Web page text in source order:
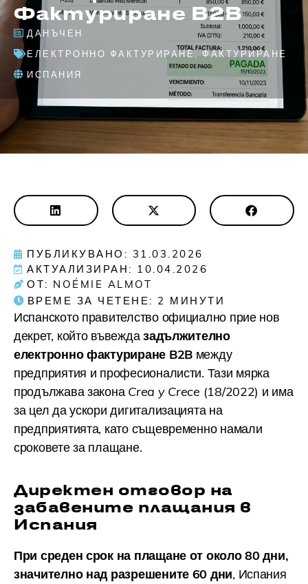
Фактуриране B2B
ДАНЪЧЕН
ЕЛЕКТРОННО ФАКТУРИРАНЕ,ФАКТУРИРАНЕ
ИСПАНИЯ
ПУБЛИКУВАНО: 31.03.2026
АКТУАЛИЗИРАН: 10.04.2026
ОТ: NOÉMIE ALMOT
ВРЕМЕ ЗА ЧЕТЕНЕ: 2 МИНУТИ
Испанското правителство официално прие нов
декрет, който въвеждазадължително
електронно фактуриране B2Bмежду
предприятия и професионалисти. Тази мярка
продължава закона Crea y Crece (18/2022) и има
за цел да ускори дигитализацията на
предприятията, като същевременно намали
сроковете за плащане.
Директен отговор на
забавените плащания в
Испания
При среден срок на плащане от около 80 дни,
значително над разрешените 60 дни, Испания